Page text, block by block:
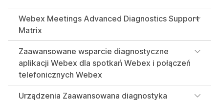
Webex Meetings Advanced Diagnostics Support
Matrix
Zaawansowane wsparcie diagnostyczne
aplikacji Webex dla spotkań Webex i połączeń
telefonicznych Webex
Urządzenia Zaawansowana diagnostyka